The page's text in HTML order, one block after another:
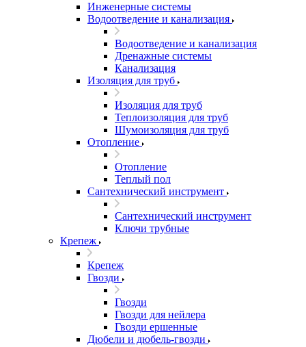
Инженерные системы
Водоотведение и канализация
Водоотведение и канализация
Дренажные системы
Канализация
Изоляция для труб
Изоляция для труб
Теплоизоляция для труб
Шумоизоляция для труб
Отопление
Отопление
Теплый пол
Сантехнический инструмент
Сантехнический инструмент
Ключи трубные
Крепеж
Крепеж
Гвозди
Гвозди
Гвозди для нейлера
Гвозди ершенные
Дюбели и дюбель-гвозди